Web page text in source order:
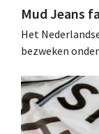
Mud Jeans
Het
bezweken
evenwel dat het